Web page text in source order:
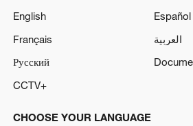
English
Español
Français
العربية
Русский
CCTV+
CHOOSE YOUR LANGUAGE